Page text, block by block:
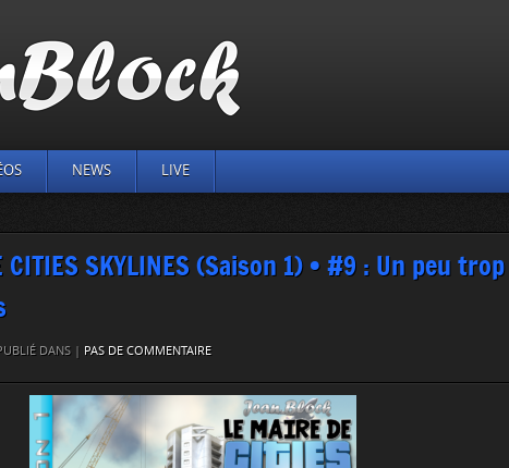
NEWS LIVE
CITIES SKYLINES (Saison 1) • #9 : Un peu trop
DANS | PAS DE COMMENTAIRE